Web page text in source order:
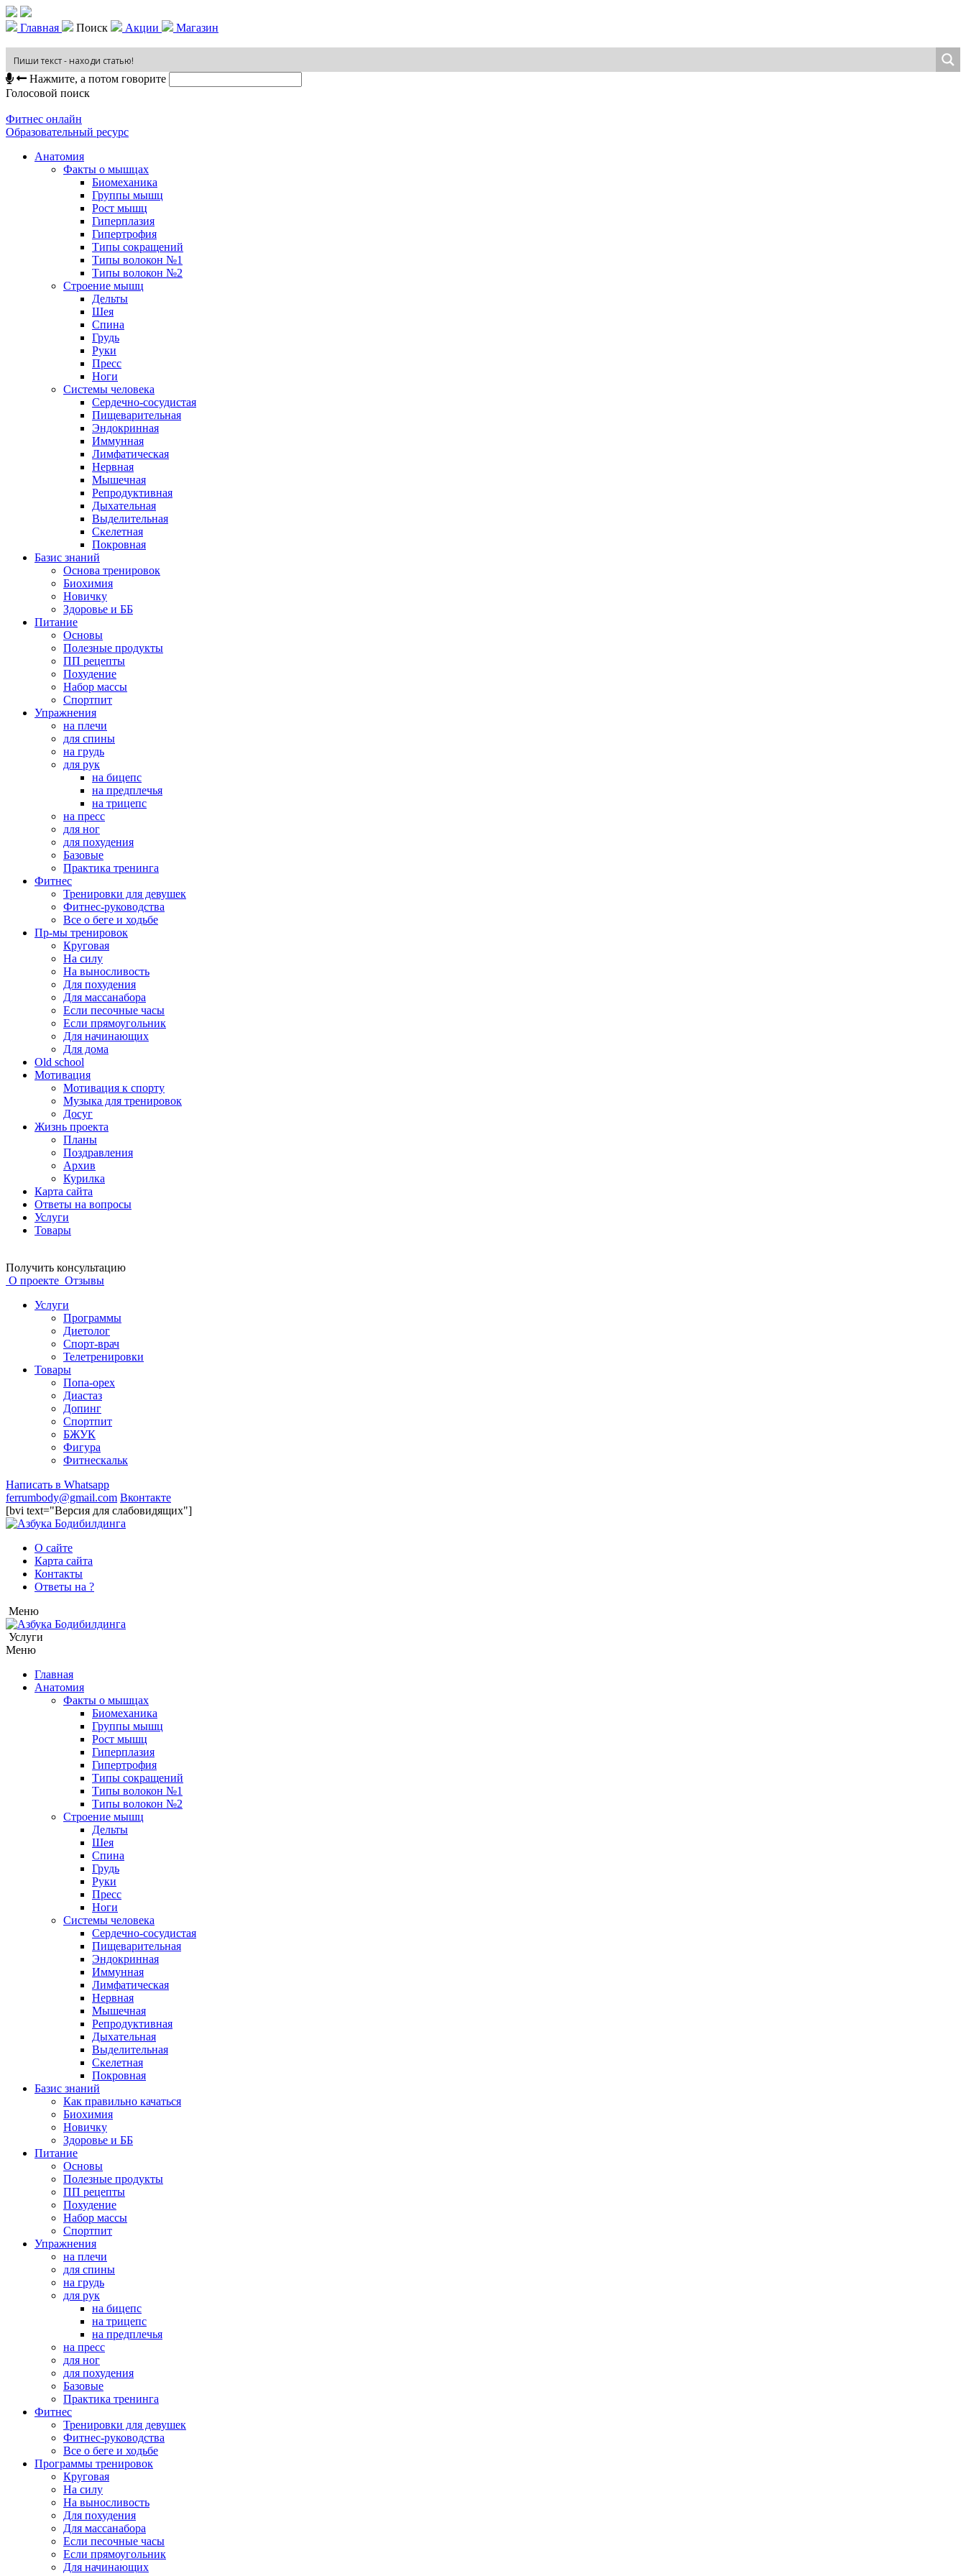
Главная Поиск Акции Магазин
Нажмите, а потом говорите
Голосовой поиск
Фитнес онлайн
Образовательный ресурс
Анатомия
Факты о мышцах
Биомеханика
Группы мышц
Рост мышц
Гиперплазия
Гипертрофия
Типы сокращений
Типы волокон №1
Типы волокон №2
Строение мышц
Дельты
Шея
Спина
Грудь
Руки
Пресс
Ноги
Системы человека
Сердечно-сосудистая
Пищеварительная
Эндокринная
Иммунная
Лимфатическая
Нервная
Мышечная
Репродуктивная
Дыхательная
Выделительная
Скелетная
Покровная
Базис знаний
Основа тренировок
Биохимия
Новичку
Здоровье и ББ
Питание
Основы
Полезные продукты
ПП рецепты
Похудение
Набор массы
Спортпит
Упражнения
на плечи
для спины
на грудь
для рук
на бицепс
на предплечья
на трицепс
на пресс
для ног
для похудения
Базовые
Практика тренинга
Фитнес
Тренировки для девушек
Фитнес-руководства
Все о беге и ходьбе
Пр-мы тренировок
Круговая
На силу
На выносливость
Для похудения
Для массанабора
Если песочные часы
Если прямоугольник
Для начинающих
Для дома
Old school
Мотивация
Мотивация к спорту
Музыка для тренировок
Досуг
Жизнь проекта
Планы
Поздравления
Архив
Курилка
Карта сайта
Ответы на вопросы
Услуги
Товары
Получить консультацию
О проекте Отзывы
Услуги
Программы
Диетолог
Спорт-врач
Телетренировки
Товары
Попа-орех
Диастаз
Допинг
Спортпит
БЖУК
Фигура
Фитнескальк
Написать в Whatsapp
ferrumbody@gmail.com Вконтакте
[bvi text="Версия для слабовидящих"]
О сайте
Карта сайта
Контакты
Ответы на ?
Меню
Услуги
Меню
Главная
Анатомия
Факты о мышцах
Биомеханика
Группы мышц
Рост мышц
Гиперплазия
Гипертрофия
Типы сокращений
Типы волокон №1
Типы волокон №2
Строение мышц
Дельты
Шея
Спина
Грудь
Руки
Пресс
Ноги
Системы человека
Сердечно-сосудистая
Пищеварительная
Эндокринная
Иммунная
Лимфатическая
Нервная
Мышечная
Репродуктивная
Дыхательная
Выделительная
Скелетная
Покровная
Базис знаний
Как правильно качаться
Биохимия
Новичку
Здоровье и ББ
Питание
Основы
Полезные продукты
ПП рецепты
Похудение
Набор массы
Спортпит
Упражнения
на плечи
для спины
на грудь
для рук
на бицепс
на трицепс
на предплечья
на пресс
для ног
для похудения
Базовые
Практика тренинга
Фитнес
Тренировки для девушек
Фитнес-руководства
Все о беге и ходьбе
Программы тренировок
Круговая
На силу
На выносливость
Для похудения
Для массанабора
Если песочные часы
Если прямоугольник
Для начинающих